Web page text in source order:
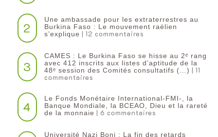
2
Une ambassade pour les extraterrestres au
Burkina Faso : Le mouvement raëlien
s’explique
| 12 commentaires
3
CAMES : Le Burkina Faso se hisse au 2ᵉ rang
avec 412 inscrits aux listes d’aptitude de la
48ᵉ session des Comités consultatifs (…)
| 11
commentaires
4
Le Fonds Monétaire International-FMI-, la
Banque Mondiale, la BCEAO, Dieu et la rareté
de la monnaie
| 6 commentaires
Université Nazi Boni : La fin des retards